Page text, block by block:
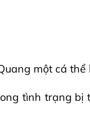
một cá
tình trạng bị